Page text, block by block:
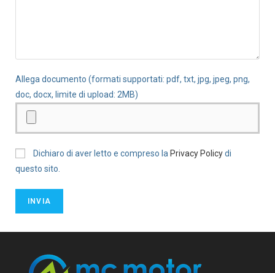
Allega documento (formati supportati: pdf, txt, jpg, jpeg, png,
doc, docx, limite di upload: 2MB)
Dichiaro di aver letto e compreso la Privacy Policydi
questo sito.